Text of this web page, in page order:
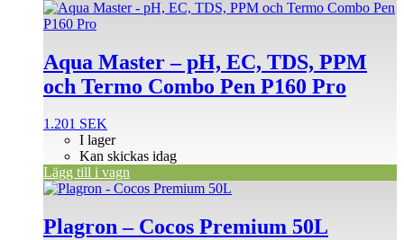
Aqua Master – pH, EC, TDS, PPM
och Termo Combo Pen P160 Pro
1.201 SEK
I lager
Kan skickas idag
Lägg till i vagn
Plagron – Cocos Premium 50L